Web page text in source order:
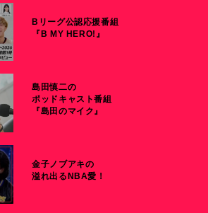
Bリーグ公認応援番組
『B MY HERO!』
島田慎二の
ポッドキャスト番組
『島田のマイク』
金子ノブアキの
溢れ出るNBA愛！